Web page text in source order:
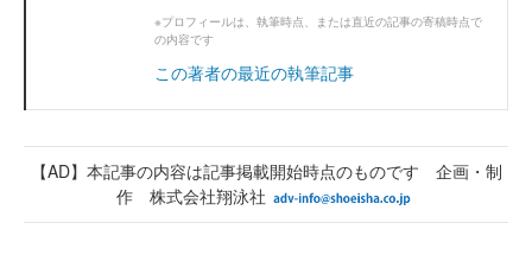
※プロフィールは、執筆時点、または直近の記事の寄稿時点で
の内容です
この著者の最近の執筆記事
【AD】本記事の内容は記事掲載開始時点のものです 企画・制
作 株式会社翔泳社